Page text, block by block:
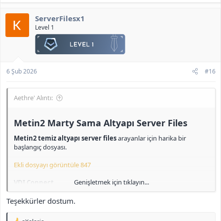
ServerFilesx1
Level 1
6 Şub 2026 #16
Aethre' Alıntı:
Metin2 Marty Sama Altyapı Server Files​
Metin2 temiz altyapı server filesarayanlar için harika bir
başlangıç dosyası.
Ekli dosyayı görüntüle 847
VDI Connect
id: root
pass: 123
Mysql Local
Genişletmek için tıklayın...
Teşekkürler dostum.